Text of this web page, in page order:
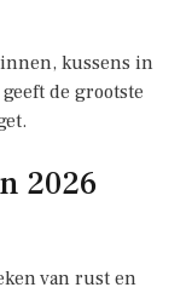
kussens in
de grootste
2026
van rust en